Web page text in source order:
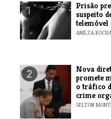
1
Prisão
suspeito
telemóvel
ANILZA
2
Nova
promete
o tráfico
crime
SELTON